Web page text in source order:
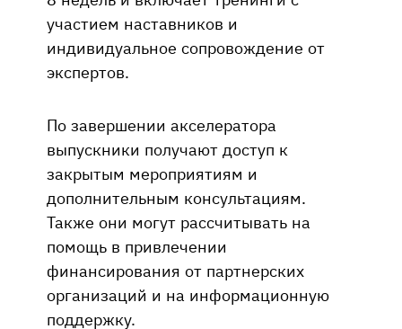
участием наставников и
индивидуальное сопровождение от
экспертов.
По завершении акселератора
выпускники получают доступ к
закрытым мероприятиям и
дополнительным консультациям.
Также они могут рассчитывать на
помощь в привлечении
финансирования от партнерских
организаций и на информационную
поддержку.